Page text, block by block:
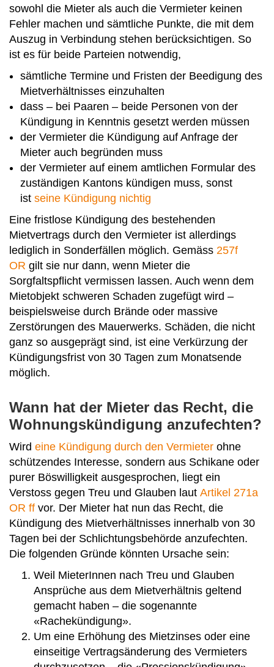
sowohl die Mieter als auch die Vermieter keinen
Fehler machen und sämtliche Punkte, die mit dem
Auszug in Verbindung stehen berücksichtigen. So
ist es für beide Parteien notwendig,
sämtliche Termine und Fristen der Beedigung des
Mietverhältnisses einzuhalten
dass – bei Paaren – beide Personen von der
Kündigung in Kenntnis gesetzt werden müssen
der Vermieter die Kündigung auf Anfrage der
Mieter auch begründen muss
der Vermieter auf einem amtlichen Formular des
zuständigen Kantons kündigen muss, sonst
ist seine Kündigung nichtig
Eine fristlose Kündigung des bestehenden
Mietvertrags durch den Vermieter ist allerdings
lediglich in Sonderfällen möglich. Gemäss 257f
OR gilt sie nur dann, wenn Mieter die
Sorgfaltspflicht vermissen lassen. Auch wenn dem
Mietobjekt schwe­ren Schaden zugefügt wird –
beispielsweise durch Brände oder massive
Zerstörungen des Mauerwerks. Schäden, die nicht
ganz so ausgeprägt sind, ist eine Verkürzung der
Kündigungsfrist von 30 Tagen zum Monatsende
möglich.
Wann hat der Mieter das Recht, die
Wohnungskündigung anzufechten?
Wird eine Kündigung durch den Vermieter ohne
schützendes Interesse, sondern aus Schikane oder
purer Böswilligkeit ausgesprochen, liegt ein
Verstoss gegen Treu und Glauben laut Artikel 271a
OR ff vor. Der Mieter hat nun das Recht, die
Kündigung des Mietverhältnisses innerhalb von 30
Tagen bei der Schlichtungsbehörde anzufechten.
Die folgenden Gründe könnten Ursache sein:
Weil MieterInnen nach Treu und Glauben
Ansprüche aus dem Mietverhältnis geltend
gemacht haben – die sogenannte
«Rachekündigung».
Um eine Erhöhung des Mietzinses oder eine
einseitige Vertragsänderung des Vermieters